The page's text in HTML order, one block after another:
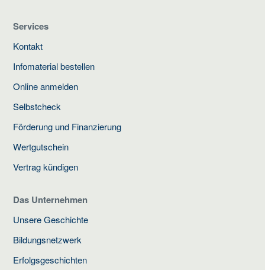
Services
Kontakt
Infomaterial bestellen
Online anmelden
Selbstcheck
Förderung und Finanzierung
Wertgutschein
Vertrag kündigen
Das Unternehmen
Unsere Geschichte
Bildungsnetzwerk
Erfolgsgeschichten